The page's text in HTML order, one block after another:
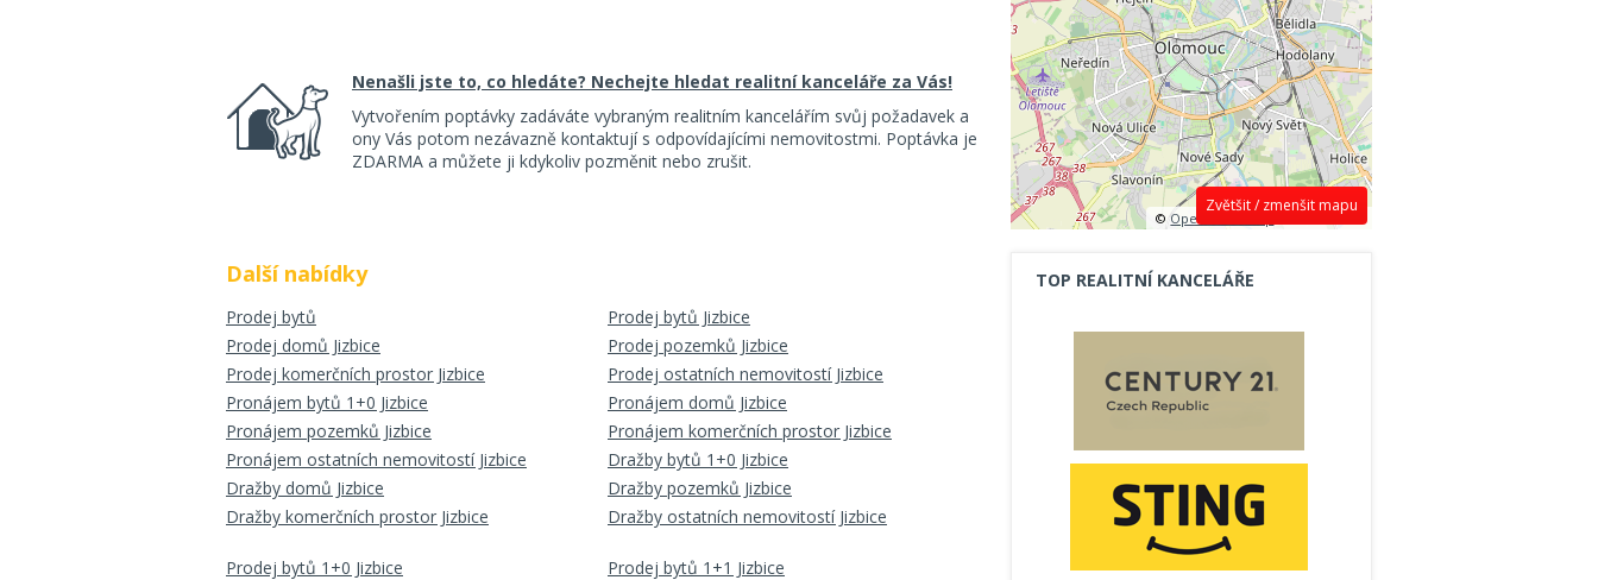
Nenašli jste to, co hledáte? Nechejte hledat realitní kanceláře za Vás!
Vytvořením poptávky zadáváte vybraným realitním kancelářím svůj požadavek a
ony Vás potom nezávazně kontaktují s odpovídajícími nemovitostmi. Poptávka je
ZDARMA a můžete ji kdykoliv pozměnit nebo zrušit.
Další nabídky
Prodej bytů
Prodej bytů Jizbice
Prodej domů Jizbice
Prodej pozemků Jizbice
Prodej komerčních prostor Jizbice
Prodej ostatních nemovitostí Jizbice
Pronájem bytů 1+0 Jizbice
Pronájem domů Jizbice
Pronájem pozemků Jizbice
Pronájem komerčních prostor Jizbice
Pronájem ostatních nemovitostí Jizbice
Dražby bytů 1+0 Jizbice
Dražby domů Jizbice
Dražby pozemků Jizbice
Dražby komerčních prostor Jizbice
Dražby ostatních nemovitostí Jizbice
Prodej bytů 1+0 Jizbice
Prodej bytů 1+1 Jizbice
Zvětšit / zmenšit mapu
©OpenStreetMap contributors.
TOP REALITNÍ KANCELÁŘE